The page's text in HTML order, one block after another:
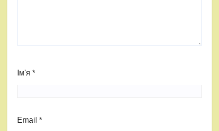
Ім'я *
Email *